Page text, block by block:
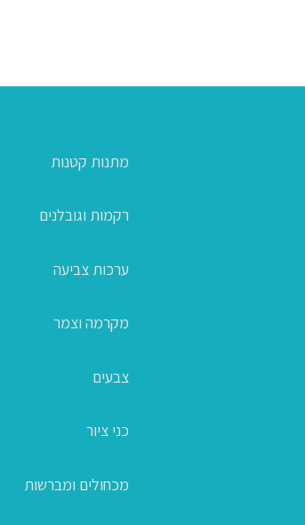
מתנות קטנות
רקמות וגובלנים
ערכות צביעה
מקרמה וצמר
צבעים
כני ציור
מכחולים ומברשות